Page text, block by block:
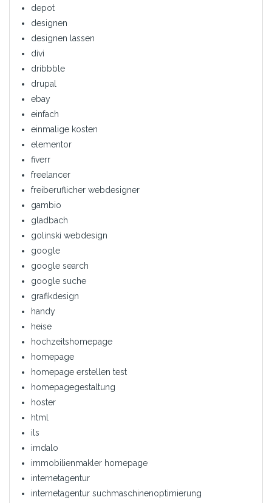
depot
designen
designen lassen
divi
dribbble
drupal
ebay
einfach
einmalige kosten
elementor
fiverr
freelancer
freiberuflicher webdesigner
gambio
gladbach
golinski webdesign
google
google search
google suche
grafikdesign
handy
heise
hochzeitshomepage
homepage
homepage erstellen test
homepagegestaltung
hoster
html
ils
imdalo
immobilienmakler homepage
internetagentur
internetagentur suchmaschinenoptimierung